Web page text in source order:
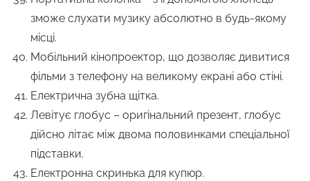
зможе слухати музику абсолютно в будь-якому
місці.
Мобільний кінопроектор, що дозволяє дивитися
фільми з телефону на великому екрані або стіні.
Електрична зубна щітка.
Левітує глобус – оригінальний презент, глобус
дійсно літає між двома половинками спеціальної
підставки.
Електронна скринька для купюр.